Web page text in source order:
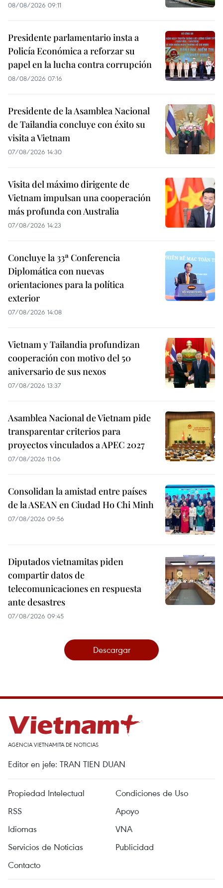
08/08/2026 09:11
Presidente parlamentario insta a
Policía Económica a reforzar su
papel en la lucha contra corrupción
08/08/2026 07:16
Presidente de la Asamblea Nacional
de Tailandia concluye con éxito su
visita a Vietnam
07/08/2026 14:30
Visita del máximo dirigente de
Vietnam impulsan una cooperación
más profunda con Australia
07/08/2026 14:23
Concluye la 33ª Conferencia
Diplomática con nuevas
orientaciones para la política
exterior
07/08/2026 14:08
Vietnam y Tailandia profundizan
cooperación con motivo del 50
aniversario de sus nexos
07/08/2026 13:37
Asamblea Nacional de Vietnam pide
transparentar criterios para
proyectos vinculados a APEC 2027
07/08/2026 11:06
Consolidan la amistad entre países
de la ASEAN en Ciudad Ho Chi Minh
07/08/2026 09:56
Diputados vietnamitas piden
compartir datos de
telecomunicaciones en respuesta
ante desastres
07/08/2026 09:45
Descargar
AGENCIA VIETNAMITA DE NOTICIAS
Editor en jefe: TRAN TIEN DUAN
Propiedad Intelectual
Condiciones de Uso
RSS
Apoyo
Idiomas
VNA
Servicios de Noticias
Publicidad
Contacto